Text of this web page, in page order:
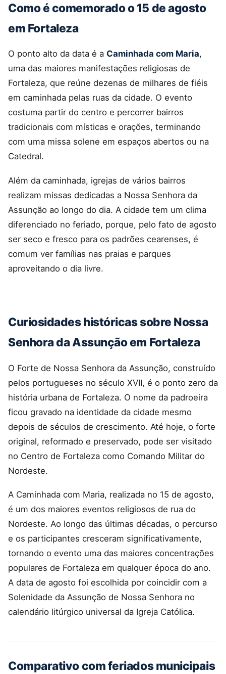
Como é comemorado o 15 de agosto
em Fortaleza
O ponto alto da data é a Caminhada com Maria,
uma das maiores manifestações religiosas de
Fortaleza, que reúne dezenas de milhares de fiéis
em caminhada pelas ruas da cidade. O evento
costuma partir do centro e percorrer bairros
tradicionais com místicas e orações, terminando
com uma missa solene em espaços abertos ou na
Catedral.
Além da caminhada, igrejas de vários bairros
realizam missas dedicadas a Nossa Senhora da
Assunção ao longo do dia. A cidade tem um clima
diferenciado no feriado, porque, pelo fato de agosto
ser seco e fresco para os padrões cearenses, é
comum ver famílias nas praias e parques
aproveitando o dia livre.
Curiosidades históricas sobre Nossa
Senhora da Assunção em Fortaleza
O Forte de Nossa Senhora da Assunção, construído
pelos portugueses no século XVII, é o ponto zero da
história urbana de Fortaleza. O nome da padroeira
ficou gravado na identidade da cidade mesmo
depois de séculos de crescimento. Até hoje, o forte
original, reformado e preservado, pode ser visitado
no Centro de Fortaleza como Comando Militar do
Nordeste.
A Caminhada com Maria, realizada no 15 de agosto,
é um dos maiores eventos religiosos de rua do
Nordeste. Ao longo das últimas décadas, o percurso
e os participantes cresceram significativamente,
tornando o evento uma das maiores concentrações
populares de Fortaleza em qualquer época do ano.
A data de agosto foi escolhida por coincidir com a
Solenidade da Assunção de Nossa Senhora no
calendário litúrgico universal da Igreja Católica.
Comparativo com feriados municipais